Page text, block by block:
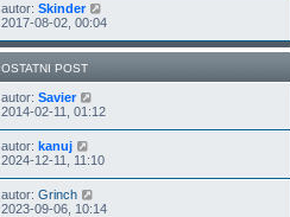
autor: Skinder
2017-08-02, 00:04
OSTATNI POST
autor: Savier
2014-02-11, 01:12
autor: kanuj
2024-12-11, 11:10
autor: Grinch
2023-09-06, 10:14